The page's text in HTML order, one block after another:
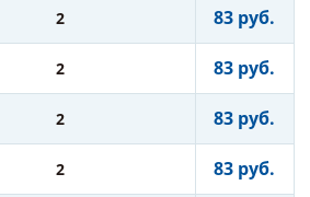
2 83 руб.
2 83 руб.
2 83 руб.
2 83 руб.